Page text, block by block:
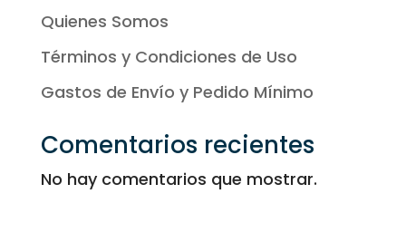
Quienes Somos
Términos y Condiciones de Uso
Gastos de Envío y Pedido Mínimo
Comentarios recientes
No hay comentarios que mostrar.